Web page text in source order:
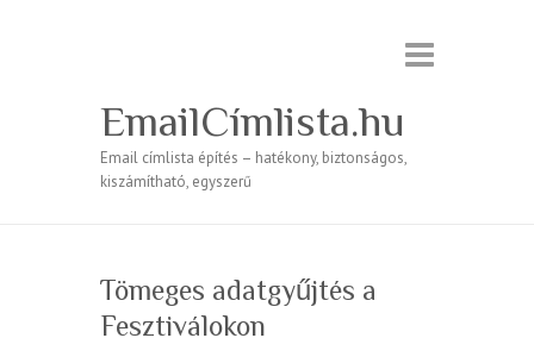
EmailCímlista.hu
Email címlista építés – hatékony, biztonságos,
kiszámítható, egyszerű
Tömeges adatgyűjtés a
Fesztiválokon